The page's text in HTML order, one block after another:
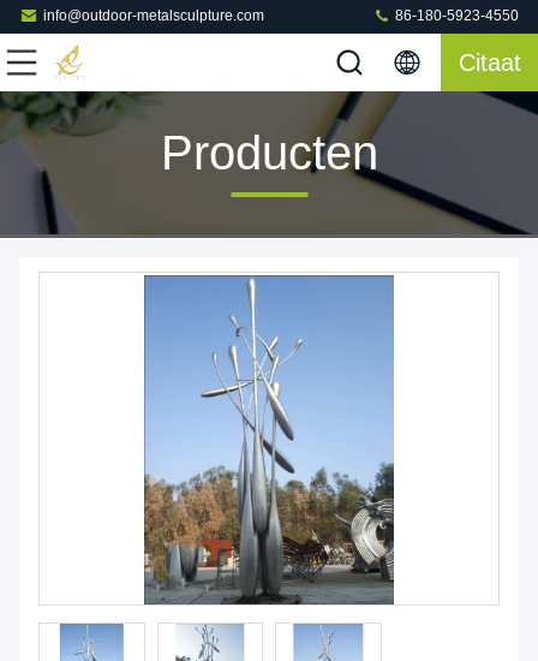
info@outdoor-metalsculpture.com 86-180-5923-4550
Citaat
Producten